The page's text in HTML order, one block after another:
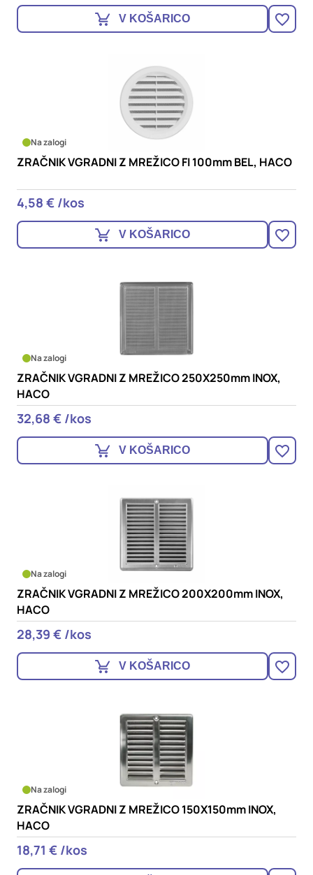
V KOŠARICO
Na zalogi
ZRAČNIK VGRADNI Z MREŽICO FI 100mm BEL, HACO
4,58 € /kos
V KOŠARICO
Na zalogi
ZRAČNIK VGRADNI Z MREŽICO 250X250mm INOX,
HACO
32,68 € /kos
V KOŠARICO
Na zalogi
ZRAČNIK VGRADNI Z MREŽICO 200X200mm INOX,
HACO
28,39 € /kos
V KOŠARICO
Na zalogi
ZRAČNIK VGRADNI Z MREŽICO 150X150mm INOX,
HACO
18,71 € /kos